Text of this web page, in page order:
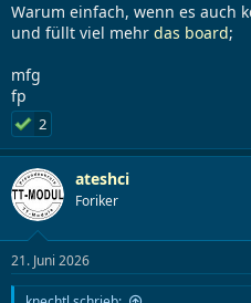
Warum einfach, wenn es auch
und füllt viel mehr das board;
mfg
fp
2
ateshci
Foriker
21. Juni 2026